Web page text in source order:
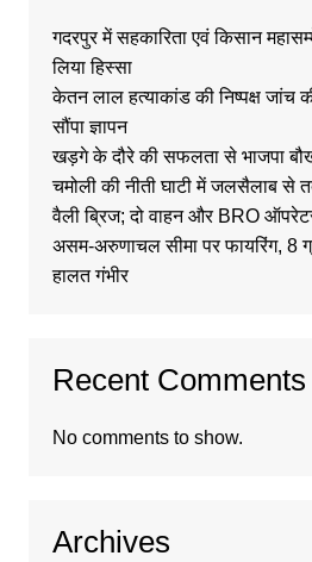
गदरपुर में सहकारिता एवं किसान
लिया हिस्सा
केतन लाल हत्याकांड की निष्पक्ष जांच
सौंपा ज्ञापन
खड़गे के दौरे की सफलता से भाजपा
चमोली की नीती घाटी में जलसैलाब से
वैली ब्रिज; दो वाहन और BRO
असम-अरुणाचल सीमा पर फायरिंग, 8
हालत गंभीर
Recent Comments
No comments to show.
Archives